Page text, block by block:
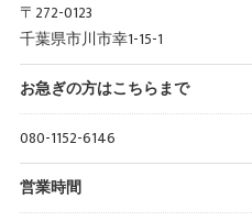
〒272-0123
千葉県市川市幸1-15-1
お急ぎの方はこちらまで
080-1152-6146
営業時間